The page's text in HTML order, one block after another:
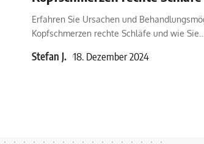
Erfahren Sie Ursachen und
Kopfschmerzen rechte Schläfe und wie Sie
Stefan J. 18. Dezember 2024